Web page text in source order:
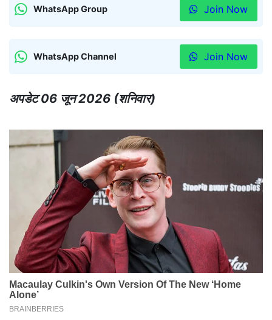
WhatsApp Group Join Now
WhatsApp Channel Join Now
अपडेट 06 जून 2026 (शनिवार)